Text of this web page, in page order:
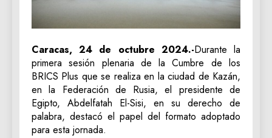
Caracas, 24 de octubre 2024.-Durante la
primera sesión plenaria de la Cumbre de los
BRICS Plus que se realiza en la ciudad de Kazán,
en la Federación de Rusia, el presidente de
Egipto, Abdelfatah El-Sisi, en su derecho de
palabra, destacó el papel del formato adoptado
para esta jornada.